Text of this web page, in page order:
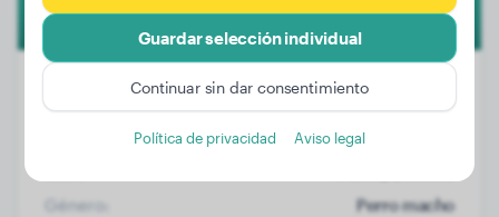
Género:
Perro macho
Guardar selección individual
Continuar sin dar consentimiento
Política de privacidad Aviso legal